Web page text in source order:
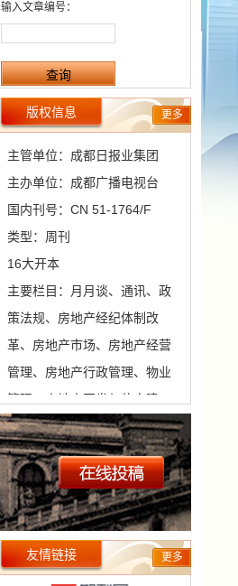
输入文章编号：
版权信息 更多
主管单位：成都日报业集团
主办单位：成都广播电视台
国内刊号：CN 51-1764/F
类型：周刊
16大开本
主要栏目：月月谈、通讯、政
策法规、房地产经纪体制改
革、房地产市场、房地产经营
管理、房地产行政管理、物业
管理、房地产开发与住宅建
设、城市房屋拆迁、企业房地
产、部队营房、房地产与法
律、港台与国外、涉外房地
产、房地产金融、热点评析、
专稿、人物专访、读作编、史
话、论点摘编、图片新闻等。
友情链接 更多